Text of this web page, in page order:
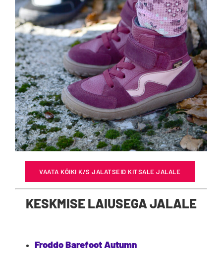
VAATA KÕIKI K/S JALATSEID KITSALE JALALE
KESKMISE LAIUSEGA JALALE
Froddo Barefoot Autumn